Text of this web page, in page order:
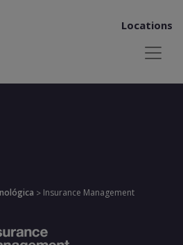
Locations
> Insurance Management